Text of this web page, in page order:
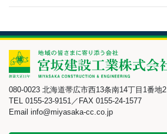
080-0023 北海道帯広市西13条南14丁目1番地2
TEL 0155-23-9151／FAX 0155-24-1577
Email info@miyasaka-cc.co.jp